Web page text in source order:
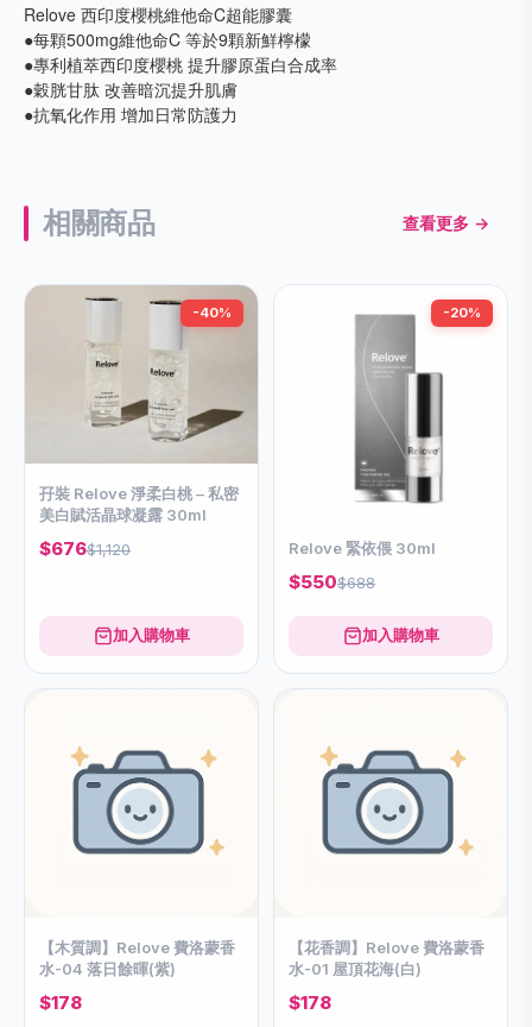
Relove 西印度櫻桃維他命C超能膠囊
●每顆500mg維他命C 等於9顆新鮮檸檬
●專利植萃西印度櫻桃 提升膠原蛋白合成率
●穀胱甘肽 改善暗沉提升肌膚
●抗氧化作用 增加日常防護力
相關商品 查看更多 →
-40%
孖裝 Relove 淨柔白桃 – 私密
美白賦活晶球凝露 30ml
$676$1,120
加入購物車
-20%
Relove 緊依偎 30ml
$550$688
加入購物車
【木質調】Relove 費洛蒙香
水-04 落日餘暉(紫)
$178
【花香調】Relove 費洛蒙香
水-01 屋頂花海(白)
$178